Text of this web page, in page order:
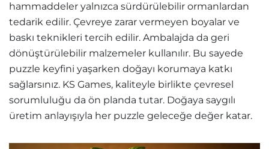
hammaddeler yalnızca sürdürülebilir ormanlardan
tedarik edilir. Çevreye zarar vermeyen boyalar ve
baskı teknikleri tercih edilir. Ambalajda da geri
dönüştürülebilir malzemeler kullanılır. Bu sayede
puzzle keyfini yaşarken doğayı korumaya katkı
sağlarsınız. KS Games, kaliteyle birlikte çevresel
sorumluluğu da ön planda tutar. Doğaya saygılı
üretim anlayışıyla her puzzle geleceğe değer katar.